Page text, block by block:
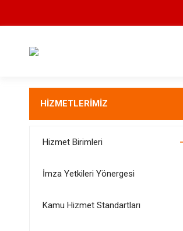
HİZMETLERİMİZ
Hizmet Birimleri
İmza Yetkileri Yönergesi
Kamu Hizmet Standartları